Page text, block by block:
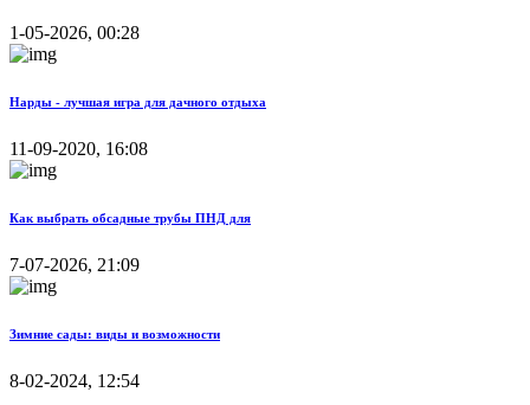
1-05-2026, 00:28
Нарды - лучшая игра для дачного отдыха
11-09-2020, 16:08
Как выбрать обсадные трубы ПНД для
7-07-2026, 21:09
Зимние сады: виды и возможности
8-02-2024, 12:54